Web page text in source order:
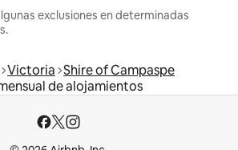
exclusiones en determinadas
Victoria Shire of Campaspe
de alojamientos